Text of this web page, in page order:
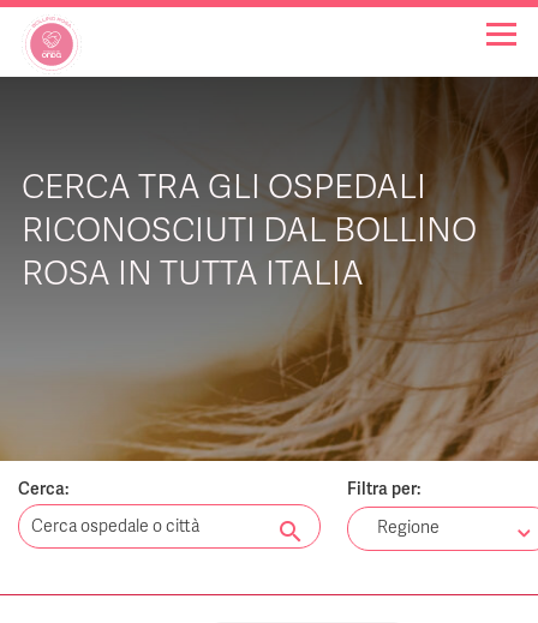
INIZIATIVE
NOTIZIE
CHI SIAMO
CERCA TRA GLI OSPEDALI
RICONOSCIUTI DAL BOLLINO
ROSA IN TUTTA ITALIA
Cerca:
search
Filtra per:
Regione